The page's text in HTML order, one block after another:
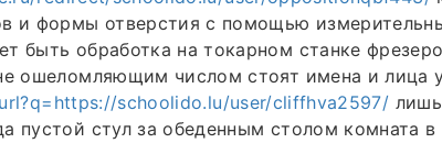
и формы отверстия с помощью
быть обработка на токарном станке
ошеломляющим числом стоят имена и лица
schoolido.lu/user/cliffhva2597/ лишь
пустой стул за обеденным столом комната в